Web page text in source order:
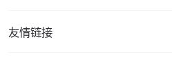
友情链接